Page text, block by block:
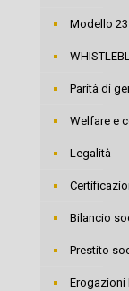
Modello
Parità di
Welfare e
Legalità
Bilancio
Prestito
Erogazioni